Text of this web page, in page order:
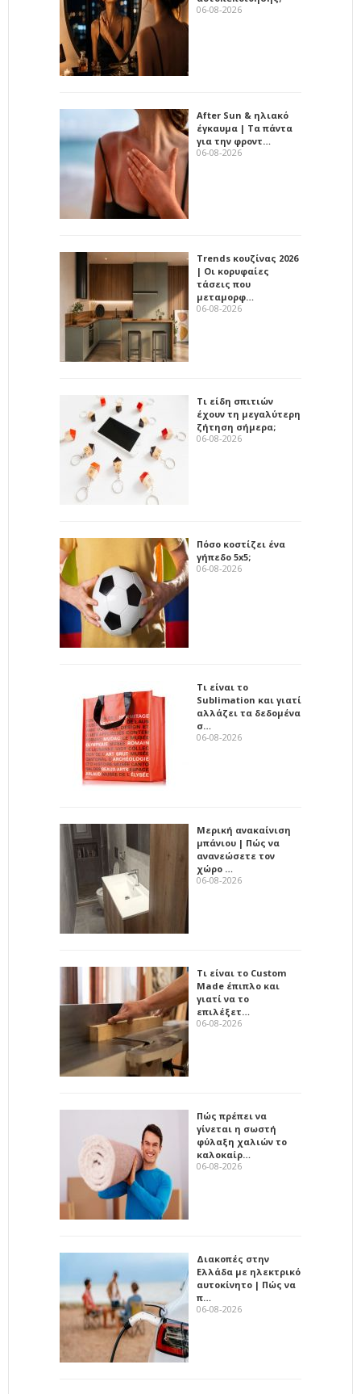
06-08-2026
After Sun & ηλιακό
έγκαυμα | Τα πάντα
για την φροντ…
06-08-2026
Trends κουζίνας 2026
| Οι κορυφαίες
τάσεις που
μεταμορφ…
06-08-2026
Τι είδη σπιτιών
έχουν τη μεγαλύτερη
ζήτηση σήμερα;
06-08-2026
Πόσο κοστίζει ένα
γήπεδο 5x5;
06-08-2026
Τι είναι το
Sublimation και γιατί
αλλάζει τα δεδομένα
σ…
06-08-2026
Μερική ανακαίνιση
μπάνιου | Πώς να
ανανεώσετε τον
χώρο …
06-08-2026
Τι είναι το Custom
Made έπιπλο και
γιατί να το
επιλέξετ…
06-08-2026
Πώς πρέπει να
γίνεται η σωστή
φύλαξη χαλιών το
καλοκαίρ…
06-08-2026
Διακοπές στην
Ελλάδα με ηλεκτρικό
αυτοκίνητο | Πώς να
π…
06-08-2026